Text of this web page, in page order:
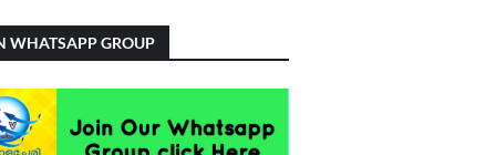
WHATSAPP GROUP